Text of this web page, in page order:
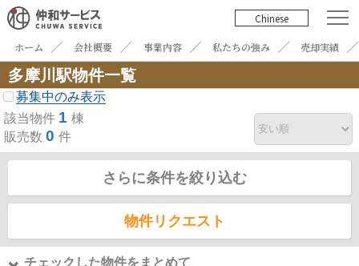
Chinese
ホーム 会社概要 事業内容 私たちの強み 売却実績
多摩川駅物件一覧
募集中のみ表示
該当物件 1 棟
販売数 0 件
さらに条件を絞り込む
物件リクエスト
チェックした物件をまとめて